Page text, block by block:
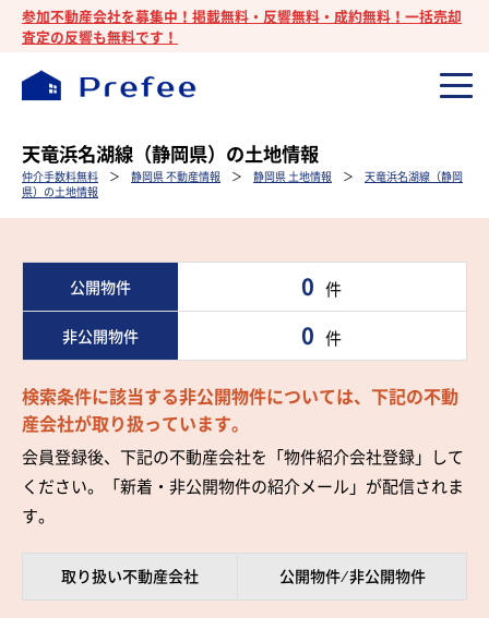
参加不動産会社を募集中！掲載無料・反響無料・成約無料！一括売却
査定の反響も無料です！
天竜浜名湖線（静岡県）の土地情報
仲介手数料無料 ＞ 静岡県 不動産情報 ＞ 静岡県 土地情報 ＞ 天竜浜名湖線（静岡
県）の土地情報
公開物件 0 件
非公開物件 0 件
検索条件に該当する非公開物件については、下記の不動
産会社が取り扱っています。
会員登録後、下記の不動産会社を「物件紹介会社登録」して
ください。「新着・非公開物件の紹介メール」が配信されま
す。
取り扱い不動産会社 公開物件 ⁄ 非公開物件